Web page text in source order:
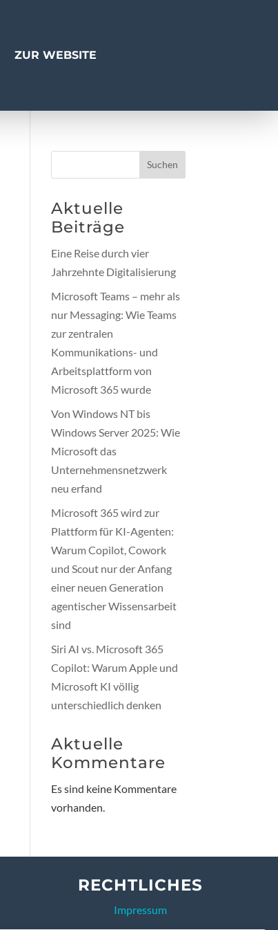
ZUR WEBSITE
Suchen
Aktuelle
Beiträge
Eine Reise durch vier
Jahrzehnte Digitalisierung
Microsoft Teams – mehr als
nur Messaging: Wie Teams
zur zentralen
Kommunikations- und
Arbeitsplattform von
Microsoft 365 wurde
Von Windows NT bis
Windows Server 2025: Wie
Microsoft das
Unternehmensnetzwerk
neu erfand
Microsoft 365 wird zur
Plattform für KI-Agenten:
Warum Copilot, Cowork
und Scout nur der Anfang
einer neuen Generation
agentischer Wissensarbeit
sind
Siri AI vs. Microsoft 365
Copilot: Warum Apple und
Microsoft KI völlig
unterschiedlich denken
Aktuelle
Kommentare
Es sind keine Kommentare
vorhanden.
RECHTLICHES
Impressum